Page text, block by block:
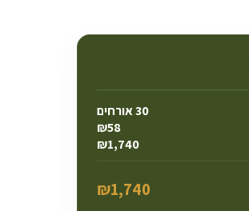
30אורחים
₪58
₪1,740
₪1,740